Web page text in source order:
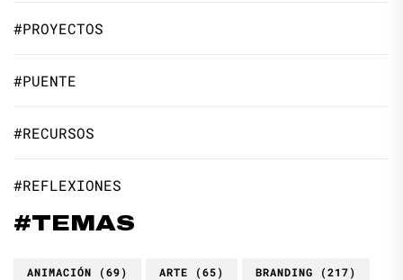
#PROYECTOS
#PUENTE
#RECURSOS
#REFLEXIONES
#TEMAS
ANIMACIÓN (69) ARTE (65) BRANDING (217)